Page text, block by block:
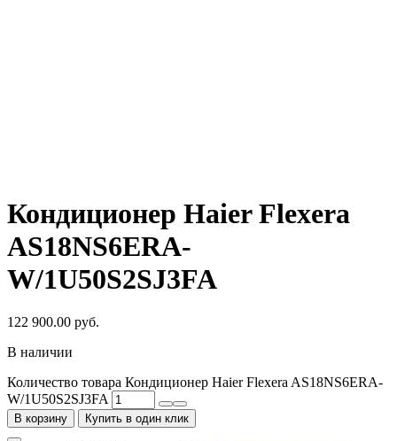
Кондиционер Haier Flexera
AS18NS6ERA-
W/1U50S2SJ3FA
122 900.00 руб.
В наличии
Количество товара Кондиционер Haier Flexera AS18NS6ERA-
W/1U50S2SJ3FA
В корзину Купить в один клик